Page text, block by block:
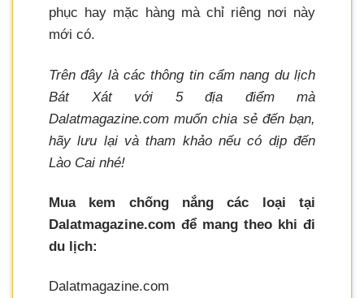
phục hay mặc hàng mà chỉ riêng nơi này
mới có.
Trên đây là các thông tin cẩm nang du lịch
Bát Xát với 5 địa điểm mà
Dalatmagazine.com muốn chia sẻ đến bạn,
hãy lưu lại và tham khảo nếu có dịp đến
Lào Cai nhé!
Mua kem chống nắng các loại tại
Dalatmagazine.com để mang theo khi đi
du lịch:
Dalatmagazine.com